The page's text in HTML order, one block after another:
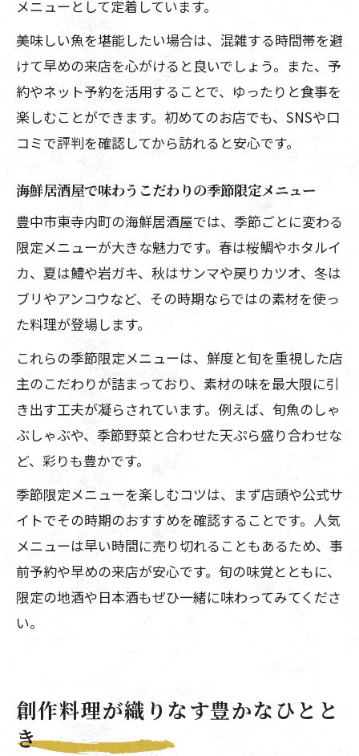
メニューとして定着しています。
美味しい魚を堪能したい場合は、混雑する時間帯を避
けて早めの来店を心がけると良いでしょう。また、予
約やネット予約を活用することで、ゆったりと食事を
楽しむことができます。初めてのお店でも、SNSや口
コミで評判を確認してから訪れると安心です。
海鮮居酒屋で味わうこだわりの季節限定メニュー
豊中市東寺内町の海鮮居酒屋では、季節ごとに変わる
限定メニューが大きな魅力です。春は桜鯛やホタルイ
カ、夏は鱧や岩ガキ、秋はサンマや戻りカツオ、冬は
ブリやアンコウなど、その時期ならではの素材を使っ
た料理が登場します。
これらの季節限定メニューは、鮮度と旬を重視した店
主のこだわりが詰まっており、素材の味を最大限に引
き出す工夫が凝らされています。例えば、旬魚のしゃ
ぶしゃぶや、季節野菜と合わせた天ぷら盛り合わせな
ど、彩りも豊かです。
季節限定メニューを楽しむコツは、まず店頭や公式サ
イトでその時期のおすすめを確認することです。人気
メニューは早い時間に売り切れることもあるため、事
前予約や早めの来店が安心です。旬の味覚とともに、
限定の地酒や日本酒もぜひ一緒に味わってみてくださ
い。
創作料理が織りなす豊かなひとと
き